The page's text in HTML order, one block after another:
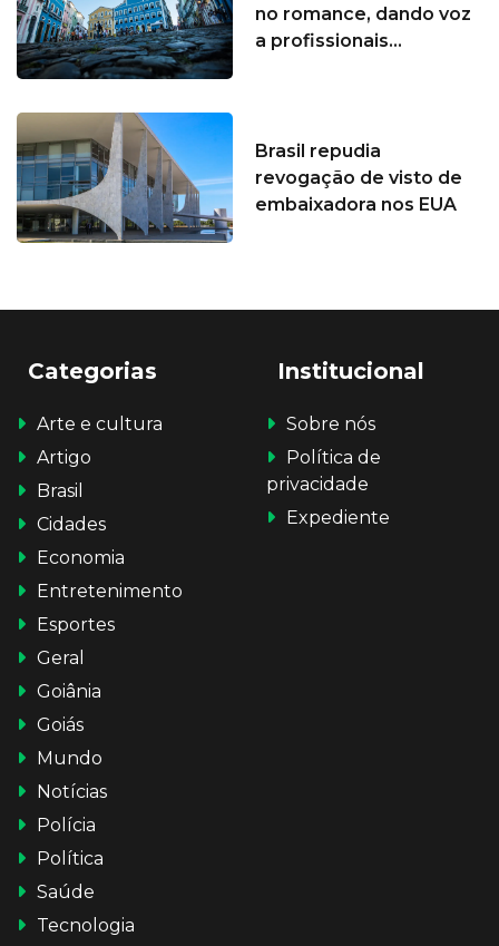
no romance, dando voz
a profissionais...
Brasil repudia
revogação de visto de
embaixadora nos EUA
Categorias
Arte e cultura
Artigo
Brasil
Cidades
Economia
Entretenimento
Esportes
Geral
Goiânia
Goiás
Mundo
Notícias
Polícia
Política
Saúde
Tecnologia
Institucional
Sobre nós
Política de
privacidade
Expediente